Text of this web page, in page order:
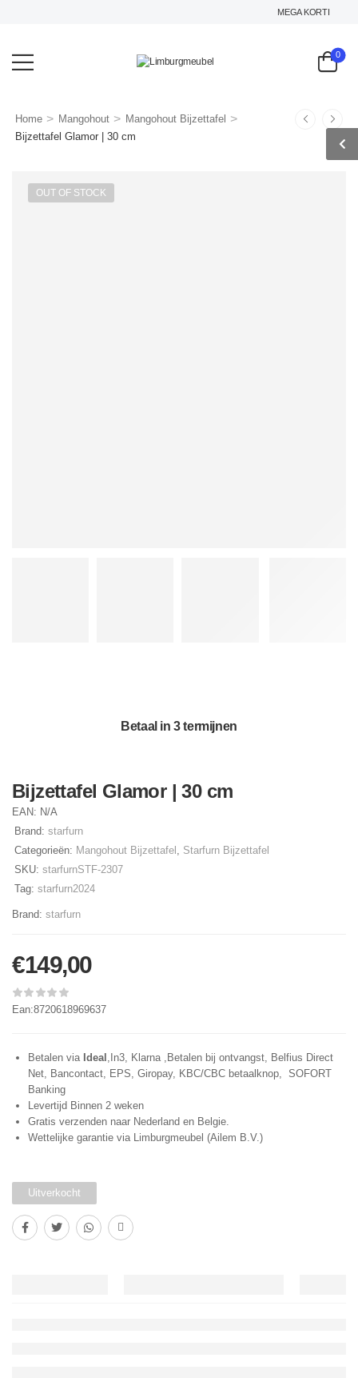
MEGA KORTING OP
0
Home > Mangohout > Mangohout Bijzettafel >
Bijzettafel Glamor | 30 cm
OUT OF STOCK
Betaal in 3 termijnen
Bijzettafel Glamor | 30 cm
EAN: N/A
Brand: starfurn
Categorieën: Mangohout Bijzettafel , Starfurn Bijzettafel
SKU: starfurnSTF-2307
Tag: starfurn2024
Brand: starfurn
€149,00
Ean:8720618969637
Betalen via Ideal ,In3, Klarna ,Betalen bij ontvangst, Belfius Direct
Net, Bancontact, EPS, Giropay, KBC/CBC betaalknop, SOFORT
Banking
Levertijd Binnen 2 weken
Gratis verzenden naar Nederland en Belgie.
Wettelijke garantie via Limburgmeubel (Ailem B.V.)
Uitverkocht